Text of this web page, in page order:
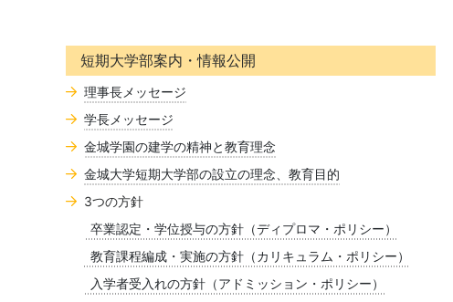
短期大学部案内・情報公開
理事長メッセージ
学長メッセージ
金城学園の建学の精神と教育理念
金城大学短期大学部の設立の理念、教育目的
3つの方針
卒業認定・学位授与の方針（ディプロマ・ポリシー）
教育課程編成・実施の方針（カリキュラム・ポリシー）
入学者受入れの方針（アドミッション・ポリシー）